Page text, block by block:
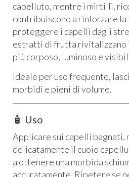
capelluto, mentre i mirtilli,
contribuiscono a rinforzare la
proteggere i capelli dagli
estratti di frutta rivitalizzano
più corposo, luminoso e
Ideale per uso frequente,
morbidi e pieni di volume.
🧴 Uso
Applicare sui capelli bagnati,
delicatamente il cuoio
a ottenere una morbida
accuratamente. Ripetere se